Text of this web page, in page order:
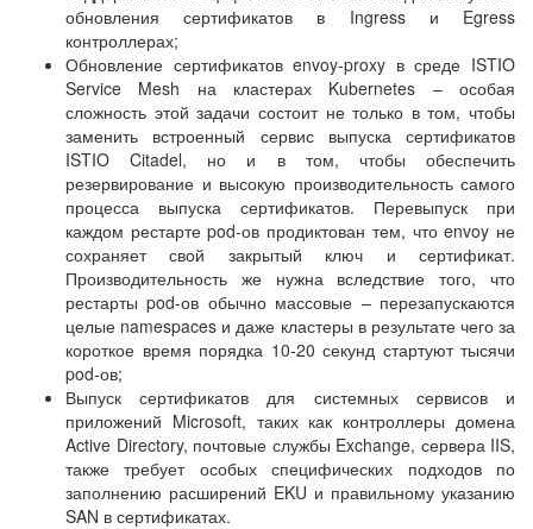
обновления сертификатов в Ingress и Egress
контроллерах;
Обновление сертификатов envoy-proxy в среде ISTIO
Service Mesh на кластерах Kubernetes – особая
сложность этой задачи состоит не только в том, чтобы
заменить встроенный сервис выпуска сертификатов
ISTIO Citadel, но и в том, чтобы обеспечить
резервирование и высокую производительность самого
процесса выпуска сертификатов. Перевыпуск при
каждом рестарте pod-ов продиктован тем, что envoy не
сохраняет свой закрытый ключ и сертификат.
Производительность же нужна вследствие того, что
рестарты pod-ов обычно массовые – перезапускаются
целые namespaces и даже кластеры в результате чего за
короткое время порядка 10-20 секунд стартуют тысячи
pod-ов;
Выпуск сертификатов для системных сервисов и
приложений Microsoft, таких как контроллеры домена
Active Directory, почтовые службы Exchange, сервера IIS,
также требует особых специфических подходов по
заполнению расширений EKU и правильному указанию
SAN в сертификатах.